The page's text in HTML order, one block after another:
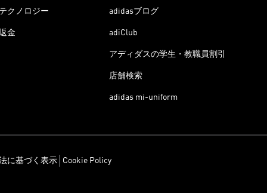
クノロジー
金
adidasブログ
adiClub
アディダスの学生・教職員割引
店舗検索
adidas mi-uniform
に基づく表示 Cookie Policy